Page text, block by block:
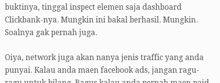
buktinya, tinggal inspect elemen saja dashboard
Clickbank-nya. Mungkin ini bakal berhasil. Mungkin.
Soalnya gak pernah juga.
Oiya, network juga akan nanya jenis traffic yang anda
punyai. Kalau anda maen facebook ads, jangan ragu-